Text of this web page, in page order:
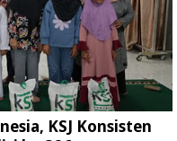
KSJ Konsisten